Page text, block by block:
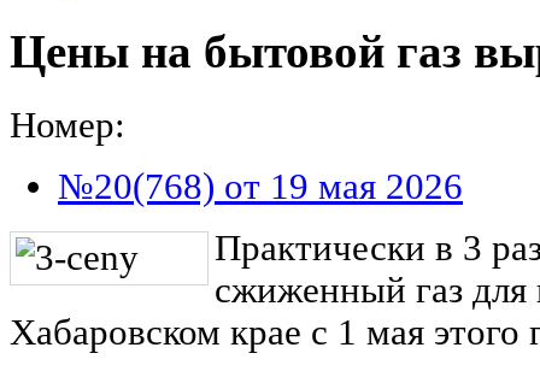
Цены на бытовой газ
Номер:
№20(768) от 19 мая 2026
Практически в 3
сжиженный газ для
Хабаровском крае с 1 мая этого